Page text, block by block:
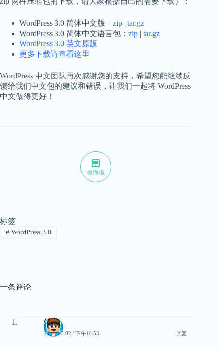
WordPress 3.0 简体中文版： zip | tar.gz
WordPress 3.0 简体中文语言包： zip | tar.gz
WordPress 3.0 英文原版
更多下载请查看这里
WordPress 中文团队再次感谢您的支持，希望您能继续反
馈给我们中文包的建议和错误，让我们一起将 WordPress
中文做得更好！
微海报
标签
#WordPress 3.0
一条评论
站长
2010-07-02 / 下午10:53 回复